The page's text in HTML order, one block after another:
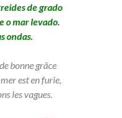
de grado
o mar levado.
ondas.
bonne grâce
est en furie,
les vagues.